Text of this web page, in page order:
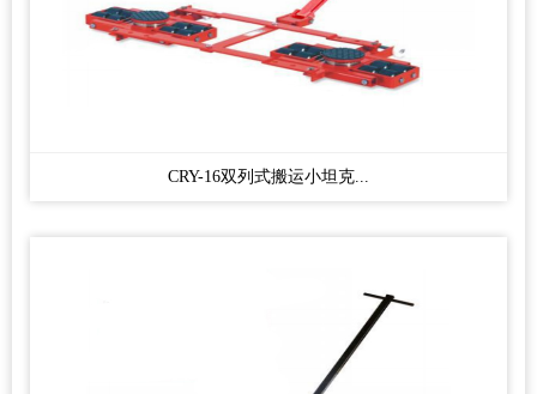
CRY-16双列式搬运小坦克...